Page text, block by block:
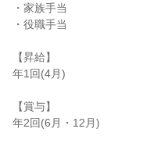
・家族手当
・役職手当
【昇給】
年1回(4月)
【賞与】
年2回(6月・12月)